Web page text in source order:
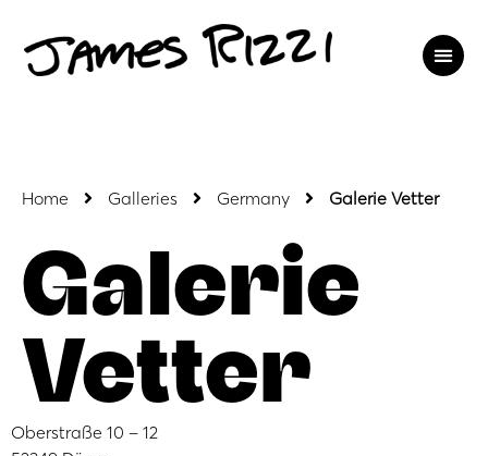
Home Galleries Germany Galerie Vetter
Galerie
Vetter
Oberstraße 10 – 12